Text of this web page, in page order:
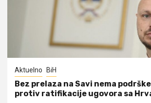
Aktuelno BiH
Bez prelaza na Savi nema
protiv ratifikacije ugovora sa